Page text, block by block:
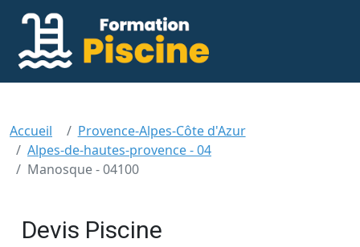
Accueil
Provence-Alpes-Côte d'Azur
Alpes-de-hautes-provence - 04
Manosque - 04100
Devis Piscine